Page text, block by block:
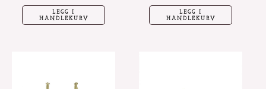
LEGG I
HANDLEKURV
LEGG I
HANDLEKURV